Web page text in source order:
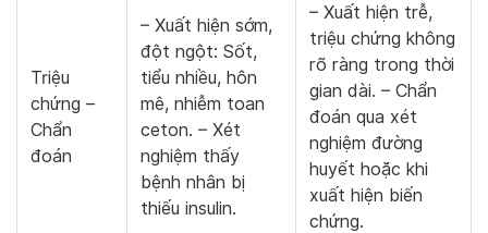
Triệu
chứng –
Chẩn
đoán
– Xuất hiện sớm,
đột ngột: Sốt,
tiểu nhiều, hôn
mê, nhiễm toan
ceton. – Xét
nghiệm thấy
bệnh nhân bị
thiếu insulin.
– Xuất hiện trễ,
triệu chứng không
rõ ràng trong thời
gian dài. – Chẩn
đoán qua xét
nghiệm đường
huyết hoặc khi
xuất hiện biến
chứng.